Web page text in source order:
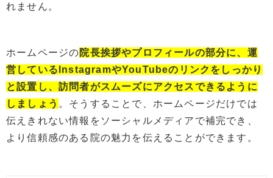
れません。
ホームページの院長挨拶やプロフィールの部分に、運
営しているInstagramやYouTubeの リンクをしっかり
と設置し、訪問者がスムーズにアクセスできるよう に
しましょう 。そうすることで、ホームページだけでは
伝えきれない情報をソーシャルメディアで補完でき、
より信頼感のある院の魅力を伝えることができます。